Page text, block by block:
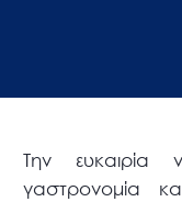
Την ευκαιρία
γαστρονομία